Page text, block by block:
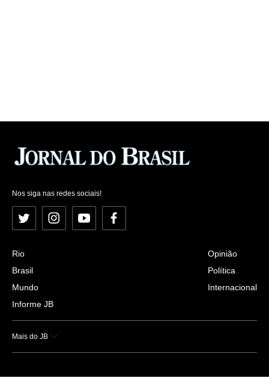
Nos siga nas redes sociais!
Twitter InstagramYouTubeFacebook
Rio
Brasil
Mundo
Informe JB
Opinião
Política
Internacional
Mais do JB
Esportes